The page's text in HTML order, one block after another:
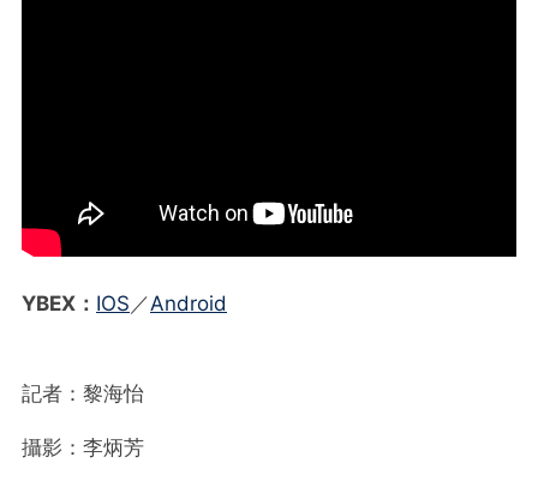
YBEX： IOS ／Android
記者：黎海怡
攝影：李炳芳